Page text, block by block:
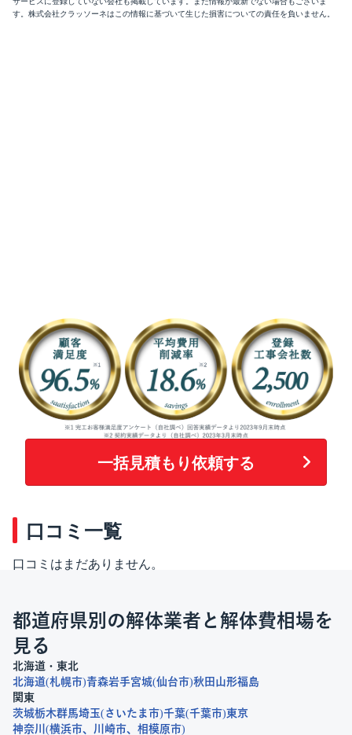
す。株式会社クラッソーネはこの情報に基づいて生じた損害についての責任を負いません。
一括見積もり依頼する
口コミ一覧
口コミはまだありません。
都道府県別の解体業者と解体費相場を
見る
北海道・東北
北海道 札幌市 青森岩手宮城 仙台市 秋田 山形福島
関東
茨城栃木群馬埼玉 さいたま市 千葉 千葉市 東京
神奈川
横浜市 川崎市
相模原市